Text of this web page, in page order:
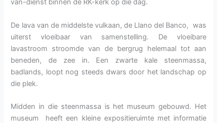
van-dienst binnen de RK-kerk op die dag.
De lava van de middelste vulkaan, de Llano del Banco, was
uiterst vloeibaar van samenstelling. De vloeibare
lavastroom stroomde van de bergrug helemaal tot aan
beneden, de zee in. Een zwarte kale steenmassa,
badlands, loopt nog steeds dwars door het landschap op
die plek.
Midden in die steenmassa is het museum gebouwd. Het
museum heeft een kleine expositieruimte met informatie